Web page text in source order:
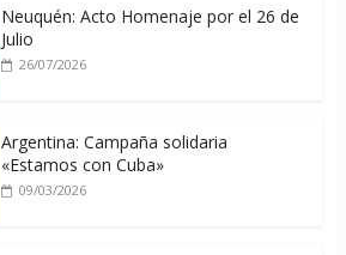
Neuquén: Acto Homenaje por el 26 de
Julio
26/07/2026
Argentina: Campaña solidaria
«Estamos con Cuba»
09/03/2026